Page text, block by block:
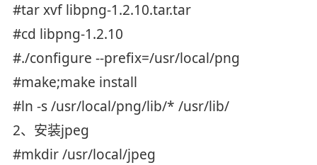
#tar xvf libpng-1.2.10.tar.tar
#cd libpng-1.2.10
#./configure --prefix=/usr/local/png
#make;make install
#ln -s /usr/local/png/lib/* /usr/lib/
2、安装jpeg
#mkdir /usr/local/jpeg